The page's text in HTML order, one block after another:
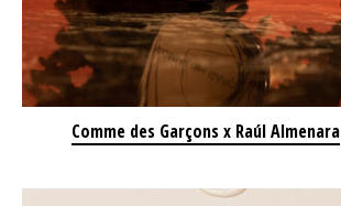
Comme des Garçons x Raúl Almenara